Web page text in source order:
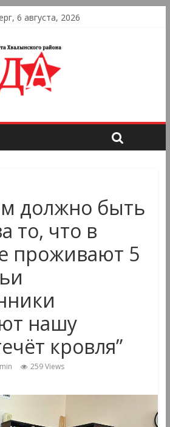
6 августа, 2026
должно быть
то, что в
проживают 5
нашу
кровля”
259 Views